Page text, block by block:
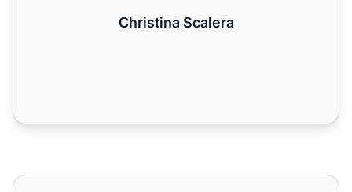
Christina Scalera